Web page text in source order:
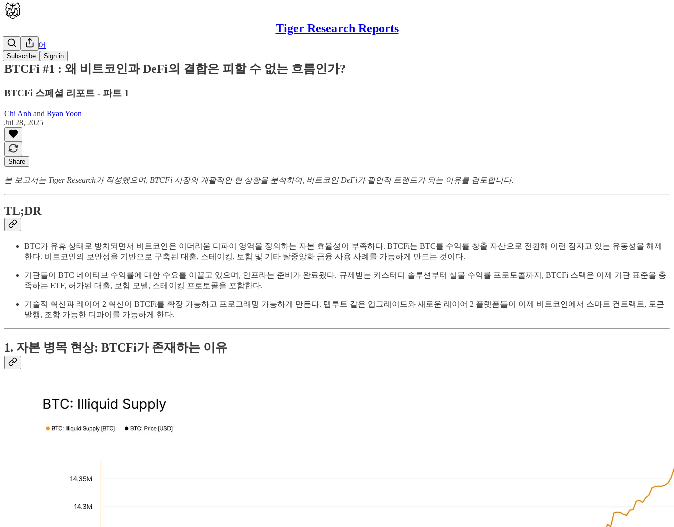
Tiger Research Reports
Subscribe Sign in
🇰🇷 한국어
BTCFi #1 : 왜 비트코인과 DeFi의 결합은 피할 수 없는 흐름인가?
BTCFi 스페셜 리포트 - 파트 1
Chi Anh and Ryan Yoon
Jul 28, 2025
Share
본 보고서는 Tiger Research가 작성했으며, BTCFi 시장의 개괄적인 현 상황을 분석하여, 비트코인 DeFi가 필연적 트렌드가 되는 이유를 검토합니다.
TL;DR
BTC가 유휴 상태로 방치되면서 비트코인은 이더리움 디파이 영역을 정의하는 자본 효율성이 부족하다. BTCFi는 BTC를 수익률 창출 자산으로 전환해 이런 잠자고 있는 유동성을 해제
한다. 비트코인의 보안성을 기반으로 구축된 대출, 스테이킹, 보험 및 기타 탈중앙화 금융 사용 사례를 가능하게 만드는 것이다.
기관들이 BTC 네이티브 수익률에 대한 수요를 이끌고 있으며, 인프라는 준비가 완료됐다. 규제받는 커스터디 솔루션부터 실물 수익률 프로토콜까지, BTCFi 스택은 이제 기관 표준을 충
족하는 ETF, 허가된 대출, 보험 모델, 스테이킹 프로토콜을 포함한다.
기술적 혁신과 레이어 2 혁신이 BTCFi를 확장 가능하고 프로그래밍 가능하게 만든다. 탭루트 같은 업그레이드와 새로운 레이어 2 플랫폼들이 이제 비트코인에서 스마트 컨트랙트, 토큰
발행, 조합 가능한 디파이를 가능하게 한다.
1. 자본 병목 현상: BTCFi가 존재하는 이유